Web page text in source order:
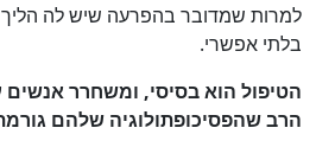
למרות שמדובר בהפרעה שיש לה הליך
בלתי אפשרי.
הטיפול הוא בסיסי, ומשחרר
הרב שהפסיכופתולוגיה שלהם